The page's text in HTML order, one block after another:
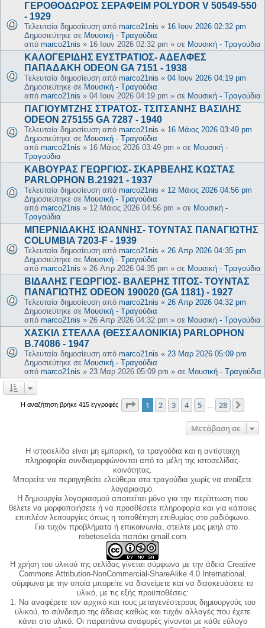
ΓΕΡΟΘΟΔΩΡΟΣ ΣΕΡΑΦΕΙΜ POLYDOR V 50549-550
- 1929
Τελευταία δημοσίευση από marco21nis « 16 Ιουν 2026 02:32 pm
Δημοσιεύτηκε σε Μουσική - Τραγούδια
από marco21nis » 16 Ιουν 2026 02:32 pm » σε Μουσική - Τραγούδια
ΚΑΛΟΓΕΡΙΔΗΣ ΕΥΣΤΡΑΤΙΟΣ- ΑΔΕΛΦΕΣ
ΠΑΠΑΔΑΚΗ ODEON GA 7151 - 1938
Τελευταία δημοσίευση από marco21nis « 04 Ιουν 2026 04:19 pm
Δημοσιεύτηκε σε Μουσική - Τραγούδια
από marco21nis » 04 Ιουν 2026 04:19 pm » σε Μουσική - Τραγούδια
ΠΑΓΙΟΥΜΤΖΗΣ ΣΤΡΑΤΟΣ- ΤΣΙΤΣΑΝΗΣ ΒΑΣΙΛΗΣ
ODEON 275155 GA 7287 - 1940
Τελευταία δημοσίευση από marco21nis « 16 Μάιος 2026 03:49 pm
Δημοσιεύτηκε σε Μουσική - Τραγούδια
από marco21nis » 16 Μάιος 2026 03:49 pm » σε Μουσική -
Τραγούδια
ΚΑΒΟΥΡΑΣ ΓΕΩΡΓΙΟΣ- ΣΚΑΡΒΕΛΗΣ ΚΩΣΤΑΣ
PARLOPHON B.21921 - 1937
Τελευταία δημοσίευση από marco21nis « 12 Μάιος 2026 04:56 pm
Δημοσιεύτηκε σε Μουσική - Τραγούδια
από marco21nis » 12 Μάιος 2026 04:56 pm » σε Μουσική -
Τραγούδια
ΜΠΕΡΝΙΔΑΚΗΣ ΙΩΑΝΝΗΣ- ΤΟΥΝΤΑΣ ΠΑΝΑΓΙΩΤΗΣ
COLUMBIA 7203-F - 1939
Τελευταία δημοσίευση από marco21nis « 26 Απρ 2026 04:35 pm
Δημοσιεύτηκε σε Μουσική - Τραγούδια
από marco21nis » 26 Απρ 2026 04:35 pm » σε Μουσική - Τραγούδια
ΒΙΔΑΛΗΣ ΓΕΩΡΓΙΟΣ- ΒΑΛΕΡΗΣ ΤΙΤΟΣ- ΤΟΥΝΤΑΣ
ΠΑΝΑΓΙΩΤΗΣ ODEON 190020 (GA 1181) - 1927
Τελευταία δημοσίευση από marco21nis « 26 Απρ 2026 04:32 pm
Δημοσιεύτηκε σε Μουσική - Τραγούδια
από marco21nis » 26 Απρ 2026 04:32 pm » σε Μουσική - Τραγούδια
ΧΑΣΚΙΛ ΣΤΕΛΛΑ (ΘΕΣΣΑΛΟΝΙΚΙΑ) PARLOPHON
B.74086 - 1947
Τελευταία δημοσίευση από marco21nis « 23 Μαρ 2026 05:09 pm
Δημοσιεύτηκε σε Μουσική - Τραγούδια
από marco21nis » 23 Μαρ 2026 05:09 pm » σε Μουσική - Τραγούδια
Η αναζήτηση βρήκε 415 εγγραφές Σελίδα από28
1 2 3 4 5 28
Μετάβαση σε
Η ιστοσελίδα είναι μη εμπορική, τα τραγούδια και η αντίστοιχη
πληροφορία συνδιαμορφώνονται από τα μέλη της ιστοσελίδας-
κοινότητας.
Μπορείτε να περιηγηθείτε ελεύθερα στα τραγούδια χωρίς να ανοίξετε
λογαριασμό.
Η δημιουργία λογαριασμού απαιτείται μόνο για την περίπτωση που
θέλετε να μορφοποιήσετε ή να προσθέσετε πληροφορία και για κάποιες
επιπλέον λειτουργίες όπως η τοποθέτηση επιθυμίας στο ραδιόφωνο.
Για τυχόν προβλήματα ή επικοινωνία, στείλτε μας μεηλ στο
rebetoselida παπάκι gmail.com
Η χρήση του υλικού της σελίδας γίνεται σύμφωνα με την άδεια Creative
Commons Attribution-NonCommercial-ShareAlike 4.0 International,
σύμφωνα με την οποία μπορείτε να διανείμετε και να διασκευάσετε το
υλικό, με τις εξής προϋποθέσεις:
1. Να αναφέρετε τον αρχικό και τους μεταγενέστερους δημιουργούς του
υλικού, το σύνδεσμο της άδειας καθώς και τυχόν αλλαγές που έχετε
κάνει στο υλικό. Οι παραπάνω αναφορές γίνονται με κάθε εύλογο